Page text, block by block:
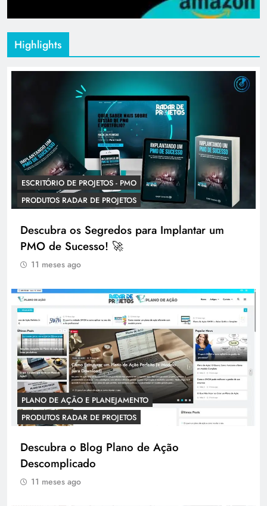
Highlights
ESCRITÓRIO DE PROJETOS - PMO
PRODUTOS RADAR DE PROJETOS
Descubra os Segredos para Implantar um
PMO de Sucesso! 🚀
11 meses ago
PLANO DE AÇÃO E PLANEJAMENTO
PRODUTOS RADAR DE PROJETOS
Descubra o Blog Plano de Ação
Descomplicado
11 meses ago